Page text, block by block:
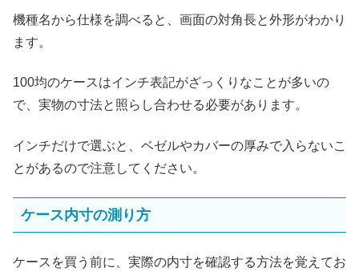
機種名から仕様を調べると、画面の対角長と外形がわかり
ます。
100均のケースはインチ表記がざっくりなことが多いの
で、実物の寸法と照らし合わせる必要があります。
インチだけで選ぶと、ベゼルやカバーの厚みで入らないこ
とがあるので注意してください。
ケース内寸の測り方
ケースを買う前に、実際の内寸を確認する方法を覚えてお